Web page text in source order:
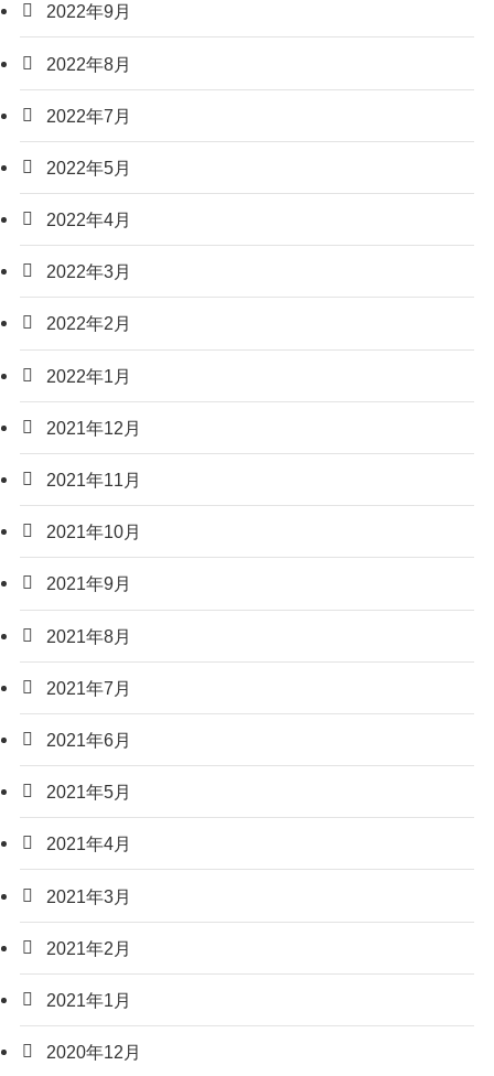
2022年9月
2022年8月
2022年7月
2022年5月
2022年4月
2022年3月
2022年2月
2022年1月
2021年12月
2021年11月
2021年10月
2021年9月
2021年8月
2021年7月
2021年6月
2021年5月
2021年4月
2021年3月
2021年2月
2021年1月
2020年12月